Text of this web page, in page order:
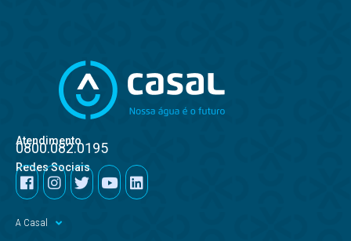
Atendimento
0800.082.0195
Redes Sociais
A Casal